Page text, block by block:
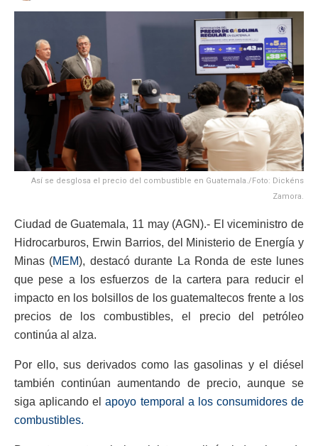
Así se desglosa el precio del combustible en Guatemala./Foto: Dickéns
Zamora.
Ciudad de Guatemala, 11 may (AGN).- El viceministro de
Hidrocarburos, Erwin Barrios, del Ministerio de Energía y
Minas (MEM), destacó durante La Ronda de este lunes
que pese a los esfuerzos de la cartera para reducir el
impacto en los bolsillos de los guatemaltecos frente a los
precios de los combustibles, el precio del petróleo
continúa al alza.
Por ello, sus derivados como las gasolinas y el diésel
también continúan aumentando de precio, aunque se
siga aplicando elapoyo temporal a los consumidores de
combustibles.